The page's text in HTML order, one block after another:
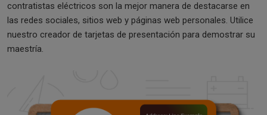
contratistas eléctricos son la mejor manera de destacarse en
las redes sociales, sitios web y páginas web personales. Utilice
nuestro creador de tarjetas de presentación para demostrar su
maestría.